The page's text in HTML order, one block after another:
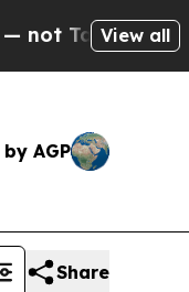
— the
View all
AGP
Share